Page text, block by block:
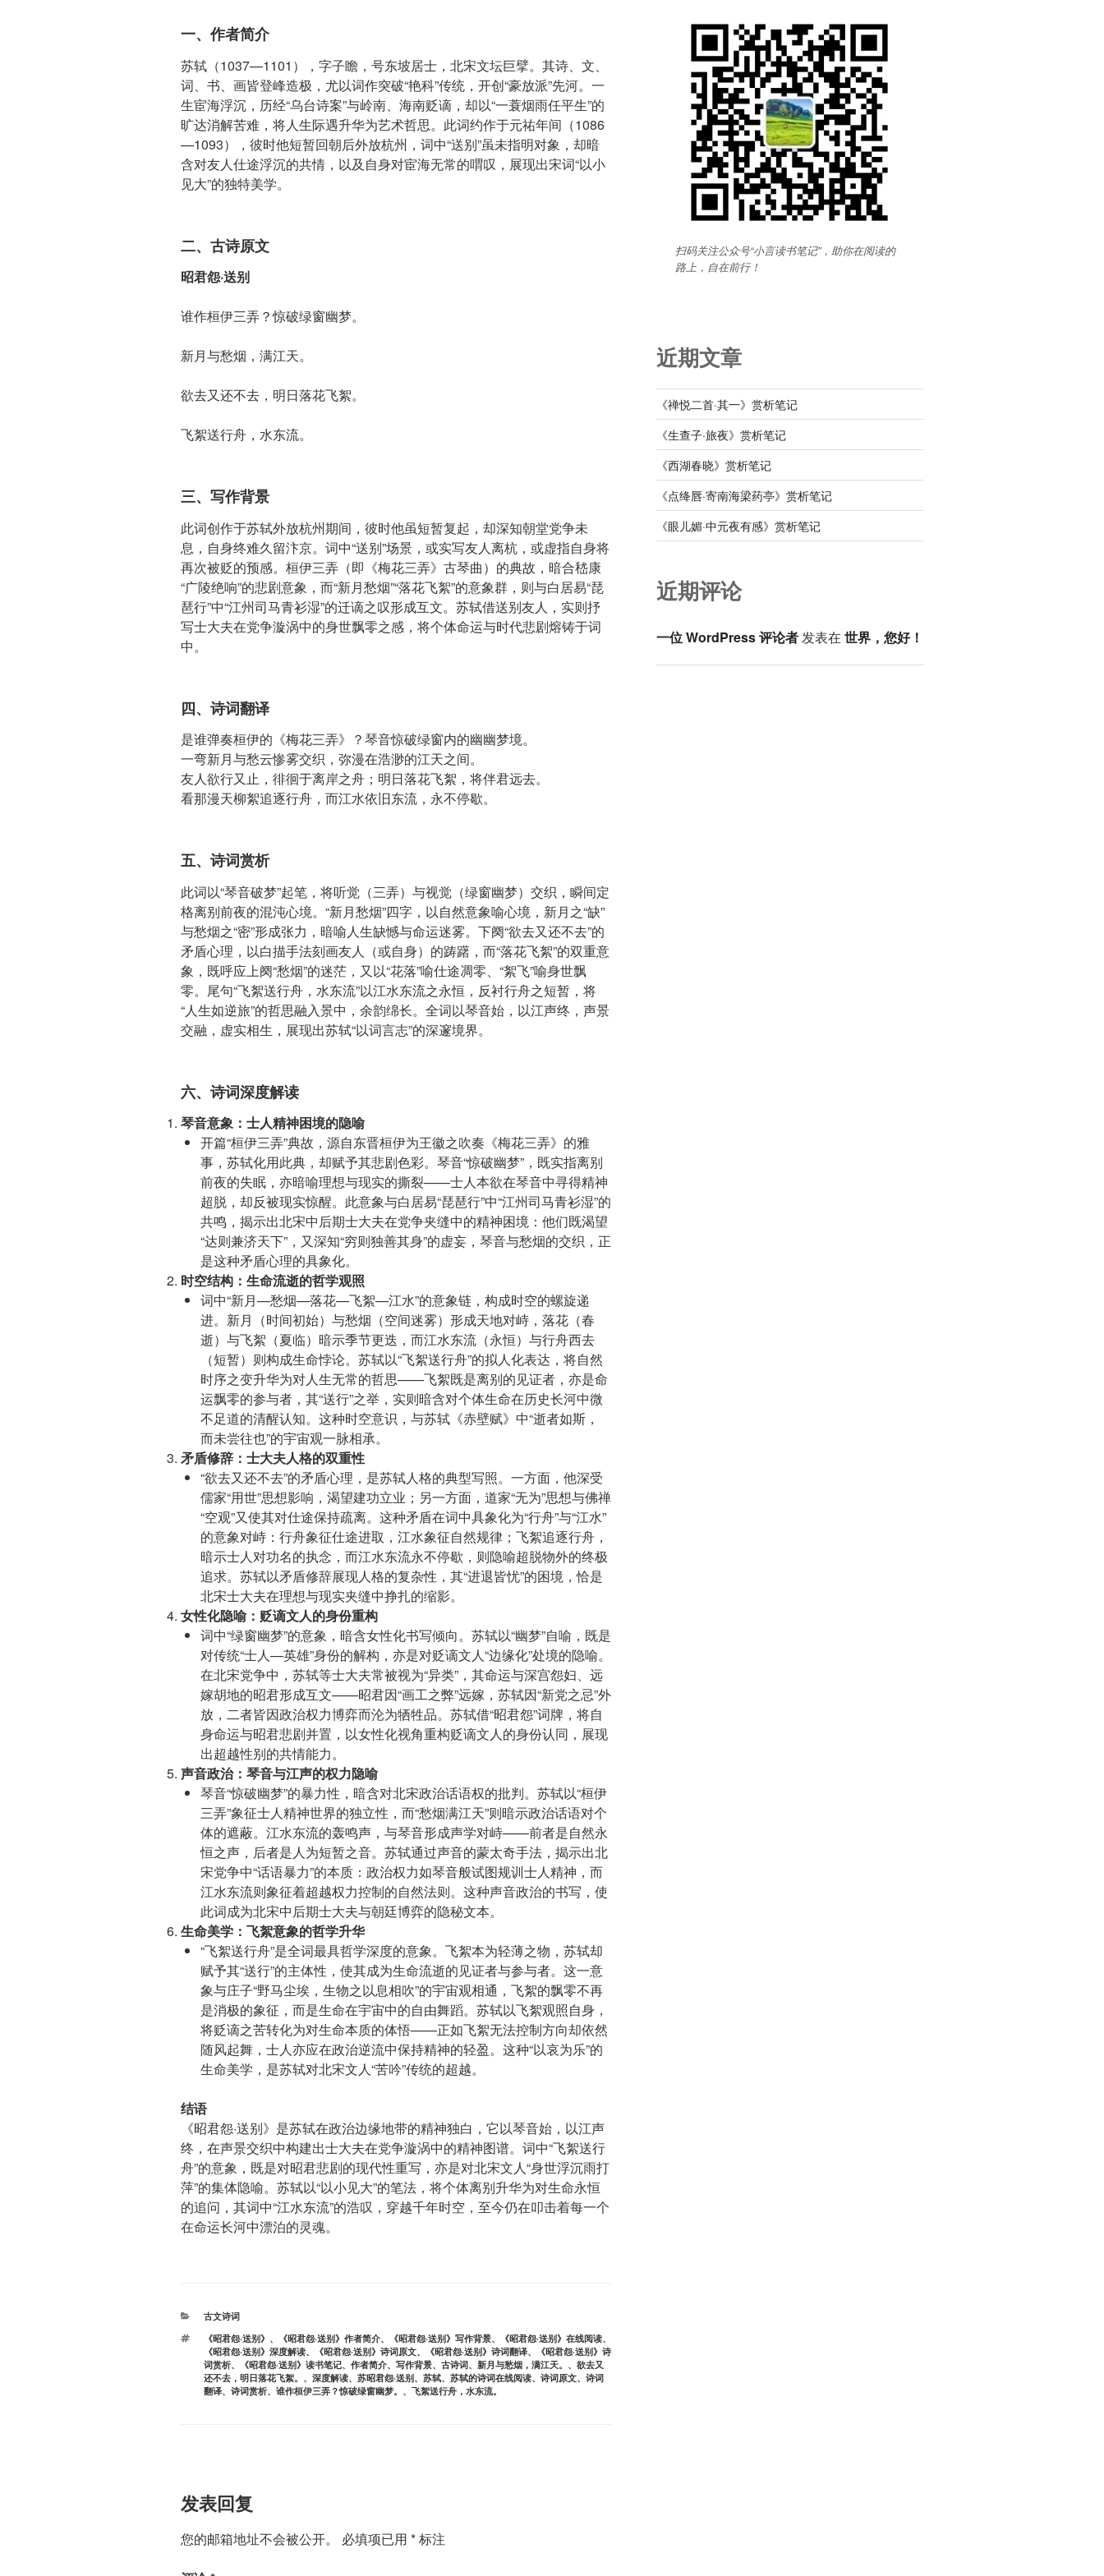
一、作者简介
苏轼（1037—1101），字子瞻，号东坡居士，北宋文坛巨擘。其诗、文、
词、书、画皆登峰造极，尤以词作突破“艳科”传统，开创“豪放派”先河。一
生宦海浮沉，历经“乌台诗案”与岭南、海南贬谪，却以“一蓑烟雨任平生”的
旷达消解苦难，将人生际遇升华为艺术哲思。此词约作于元祐年间（1086
—1093），彼时他短暂回朝后外放杭州，词中“送别”虽未指明对象，却暗
含对友人仕途浮沉的共情，以及自身对宦海无常的喟叹，展现出宋词“以小
见大”的独特美学。
二、古诗原文
昭君怨·送别
谁作桓伊三弄？惊破绿窗幽梦。
新月与愁烟，满江天。
欲去又还不去，明日落花飞絮。
飞絮送行舟，水东流。
三、写作背景
此词创作于苏轼外放杭州期间，彼时他虽短暂复起，却深知朝堂党争未
息，自身终难久留汴京。词中“送别”场景，或实写友人离杭，或虚指自身将
再次被贬的预感。桓伊三弄（即《梅花三弄》古琴曲）的典故，暗合嵇康
“广陵绝响”的悲剧意象，而“新月愁烟”“落花飞絮”的意象群，则与白居易“琵
琶行”中“江州司马青衫湿”的迁谪之叹形成互文。苏轼借送别友人，实则抒
写士大夫在党争漩涡中的身世飘零之感，将个体命运与时代悲剧熔铸于词
中。
四、诗词翻译
是谁弹奏桓伊的《梅花三弄》？琴音惊破绿窗内的幽幽梦境。
一弯新月与愁云惨雾交织，弥漫在浩渺的江天之间。
友人欲行又止，徘徊于离岸之舟；明日落花飞絮，将伴君远去。
看那漫天柳絮追逐行舟，而江水依旧东流，永不停歇。
五、诗词赏析
此词以“琴音破梦”起笔，将听觉（三弄）与视觉（绿窗幽梦）交织，瞬间定
格离别前夜的混沌心境。“新月愁烟”四字，以自然意象喻心境，新月之“缺”
与愁烟之“密”形成张力，暗喻人生缺憾与命运迷雾。下阕“欲去又还不去”的
矛盾心理，以白描手法刻画友人（或自身）的踌躇，而“落花飞絮”的双重意
象，既呼应上阕“愁烟”的迷茫，又以“花落”喻仕途凋零、“絮飞”喻身世飘
零。尾句“飞絮送行舟，水东流”以江水东流之永恒，反衬行舟之短暂，将
“人生如逆旅”的哲思融入景中，余韵绵长。全词以琴音始，以江声终，声景
交融，虚实相生，展现出苏轼“以词言志”的深邃境界。
六、诗词深度解读
琴音意象：士人精神困境的隐喻
开篇“桓伊三弄”典故，源自东晋桓伊为王徽之吹奏《梅花三弄》的雅
事，苏轼化用此典，却赋予其悲剧色彩。琴音“惊破幽梦”，既实指离别
前夜的失眠，亦暗喻理想与现实的撕裂——士人本欲在琴音中寻得精神
超脱，却反被现实惊醒。此意象与白居易“琵琶行”中“江州司马青衫湿”的
共鸣，揭示出北宋中后期士大夫在党争夹缝中的精神困境：他们既渴望
“达则兼济天下”，又深知“穷则独善其身”的虚妄，琴音与愁烟的交织，正
是这种矛盾心理的具象化。
时空结构：生命流逝的哲学观照
词中“新月—愁烟—落花—飞絮—江水”的意象链，构成时空的螺旋递
进。新月（时间初始）与愁烟（空间迷雾）形成天地对峙，落花（春
逝）与飞絮（夏临）暗示季节更迭，而江水东流（永恒）与行舟西去
（短暂）则构成生命悖论。苏轼以“飞絮送行舟”的拟人化表达，将自然
时序之变升华为对人生无常的哲思——飞絮既是离别的见证者，亦是命
运飘零的参与者，其“送行”之举，实则暗含对个体生命在历史长河中微
不足道的清醒认知。这种时空意识，与苏轼《赤壁赋》中“逝者如斯，
而未尝往也”的宇宙观一脉相承。
矛盾修辞：士大夫人格的双重性
“欲去又还不去”的矛盾心理，是苏轼人格的典型写照。一方面，他深受
儒家“用世”思想影响，渴望建功立业；另一方面，道家“无为”思想与佛禅
“空观”又使其对仕途保持疏离。这种矛盾在词中具象化为“行舟”与“江水”
的意象对峙：行舟象征仕途进取，江水象征自然规律；飞絮追逐行舟，
暗示士人对功名的执念，而江水东流永不停歇，则隐喻超脱物外的终极
追求。苏轼以矛盾修辞展现人格的复杂性，其“进退皆忧”的困境，恰是
北宋士大夫在理想与现实夹缝中挣扎的缩影。
女性化隐喻：贬谪文人的身份重构
词中“绿窗幽梦”的意象，暗含女性化书写倾向。苏轼以“幽梦”自喻，既是
对传统“士人—英雄”身份的解构，亦是对贬谪文人“边缘化”处境的隐喻。
在北宋党争中，苏轼等士大夫常被视为“异类”，其命运与深宫怨妇、远
嫁胡地的昭君形成互文——昭君因“画工之弊”远嫁，苏轼因“新党之忌”外
放，二者皆因政治权力博弈而沦为牺牲品。苏轼借“昭君怨”词牌，将自
身命运与昭君悲剧并置，以女性化视角重构贬谪文人的身份认同，展现
出超越性别的共情能力。
声音政治：琴音与江声的权力隐喻
琴音“惊破幽梦”的暴力性，暗含对北宋政治话语权的批判。苏轼以“桓伊
三弄”象征士人精神世界的独立性，而“愁烟满江天”则暗示政治话语对个
体的遮蔽。江水东流的轰鸣声，与琴音形成声学对峙——前者是自然永
恒之声，后者是人为短暂之音。苏轼通过声音的蒙太奇手法，揭示出北
宋党争中“话语暴力”的本质：政治权力如琴音般试图规训士人精神，而
江水东流则象征着超越权力控制的自然法则。这种声音政治的书写，使
此词成为北宋中后期士大夫与朝廷博弈的隐秘文本。
生命美学：飞絮意象的哲学升华
“飞絮送行舟”是全词最具哲学深度的意象。飞絮本为轻薄之物，苏轼却
赋予其“送行”的主体性，使其成为生命流逝的见证者与参与者。这一意
象与庄子“野马尘埃，生物之以息相吹”的宇宙观相通，飞絮的飘零不再
是消极的象征，而是生命在宇宙中的自由舞蹈。苏轼以飞絮观照自身，
将贬谪之苦转化为对生命本质的体悟——正如飞絮无法控制方向却依然
随风起舞，士人亦应在政治逆流中保持精神的轻盈。这种“以哀为乐”的
生命美学，是苏轼对北宋文人“苦吟”传统的超越。
结语
《昭君怨·送别》是苏轼在政治边缘地带的精神独白，它以琴音始，以江声
终，在声景交织中构建出士大夫在党争漩涡中的精神图谱。词中“飞絮送行
舟”的意象，既是对昭君悲剧的现代性重写，亦是对北宋文人“身世浮沉雨打
萍”的集体隐喻。苏轼以“以小见大”的笔法，将个体离别升华为对生命永恒
的追问，其词中“江水东流”的浩叹，穿越千年时空，至今仍在叩击着每一个
在命运长河中漂泊的灵魂。
分
古文诗词
标
签
《昭君怨·送别》 、 《昭君怨·送别》作者简介、 《昭君怨·送别》写作背景、 《昭君怨·送别》在线阅读、
《昭君怨·送别》深度解读、 《昭君怨·送别》诗词原文、 《昭君怨·送别》诗词翻译、
《昭君怨·送别》诗
词赏析、 《昭君怨·送别》读书笔记、 作者简介、 写作背景、 古诗词、 新月与愁烟，满江天。 、 欲去又
还不去，明日落花飞絮。 、 深度解读、 苏昭君怨·送别、 苏轼、 苏轼的诗词在线阅读、 诗词原文、 诗词
翻译、 诗词赏析、 谁作桓伊三弄？惊破绿窗幽梦。 、 飞絮送行舟，水东流。
发表回复
您的邮箱地址不会被公开。 必填项已用 *标注
扫码关注公众号“小言读书笔记”，助你在阅读的
路上，自在前行！
近期文章
《禅悦二首·其一》赏析笔记
《生查子·旅夜》赏析笔记
《西湖春晓》赏析笔记
《点绛唇·寄南海梁药亭》赏析笔记
《眼儿媚·中元夜有感》赏析笔记
近期评论
一位 WordPress 评论者发表在 世界，您好！